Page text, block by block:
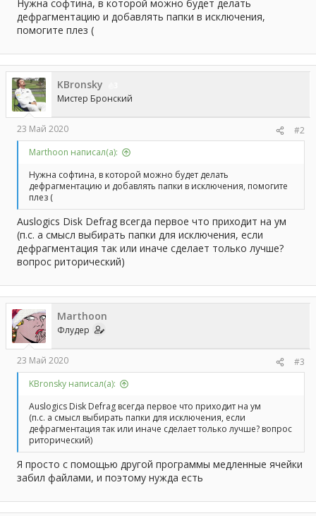
Нужна софтина, в которой можно будет делать
дефрагментацию и добавлять папки в исключения,
помогите плез (
KBronsky
Мистер Бронский
23 Май 2020
#2
Marthoon написал(а):
Нужна софтина, в которой можно будет делать
дефрагментацию и добавлять папки в исключения, помогите
плез (
Auslogics Disk Defrag всегда первое что приходит на ум
(п.с. а смысл выбирать папки для исключения, если
дефрагментация так или иначе сделает только лучше?
вопрос риторический)
Marthoon
Флудер
23 Май 2020
#3
KBronsky написал(а):
Auslogics Disk Defrag всегда первое что приходит на ум
(п.с. а смысл выбирать папки для исключения, если
дефрагментация так или иначе сделает только лучше? вопрос
риторический)
Я просто с помощью другой программы медленные ячейки
забил файлами, и поэтому нужда есть